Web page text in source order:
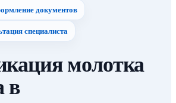
документов
специалиста
молотка
в